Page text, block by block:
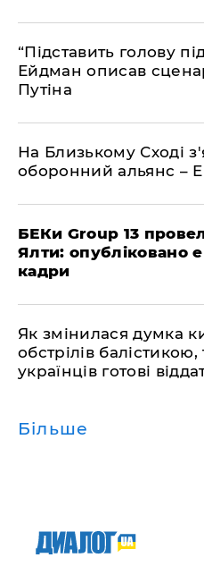
​“Підставить голову
Ейдман описав
Путіна
На Близькому Сході
оборонний альянс –
БЕКи Group 13
Ялти: опубліковано
кадри
Як змінилася думка
обстрілів балістикою,
українців готові
Більше